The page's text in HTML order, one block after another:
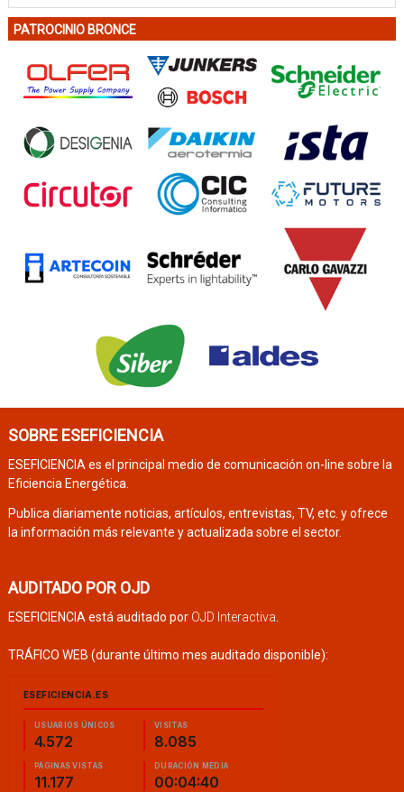
PATROCINIO BRONCE
SOBRE ESEFICIENCIA
ESEFICIENCIA es el principal medio de comunicación on-line sobre la
Eficiencia Energética.
Publica diariamente noticias, artículos, entrevistas, TV, etc. y ofrece
la información más relevante y actualizada sobre el sector.
AUDITADO POR OJD
ESEFICIENCIA está auditado por OJD Interactiva
TRÁFICO WEB (durante último mes auditado disponible):